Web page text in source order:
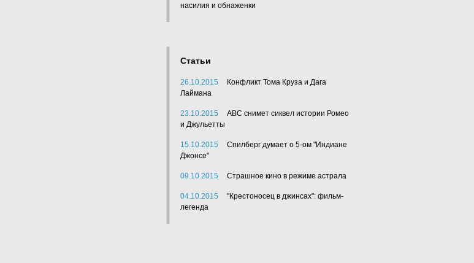
насилия и обнаженки
Статьи
26.10.2015
Конфликт Тома Круза и Дага
Лаймана
23.10.2015
АВС снимет сиквел истории Ромео
и Джульетты
15.10.2015
Спилберг думает о 5-ом "Индиане
Джонсе"
09.10.2015 Страшное кино в режиме астрала
04.10.2015
"Крестоносец в джинсах": фильм-
легенда